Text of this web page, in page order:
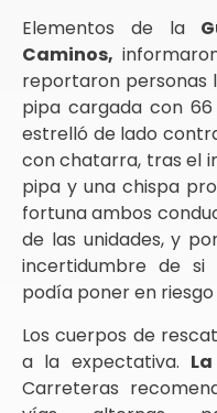
Elementos de la
Caminos,
reportaron personas
pipa cargada con
estrelló de lado
con chatarra, tras el
pipa y una chispa
fortuna ambos
de las unidades, y
incertidumbre de si
podía poner en riesgo
Los cuerpos de
a la expectativa.
Carreteras